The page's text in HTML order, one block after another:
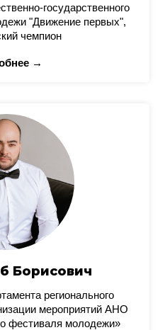
государственного
"Движение первых",
чемпион
→
Борисович
регионального
мероприятий АНО
фестиваля молодежи»